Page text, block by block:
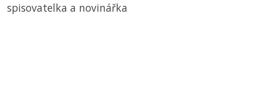
spisovatelka a novinářka